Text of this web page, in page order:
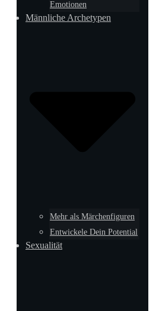
Emotionen
Männliche Archetypen
Mehr als Märchenfiguren
Entwickele Dein Potential
Sexualität